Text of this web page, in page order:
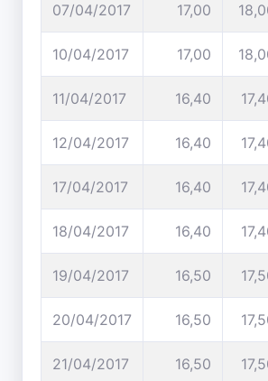
07/04/2017 17,00
10/04/2017 17,00
11/04/2017 16,40
12/04/2017 16,40
17/04/2017 16,40
18/04/2017 16,40
19/04/2017 16,50
20/04/2017 16,50
21/04/2017 16,50